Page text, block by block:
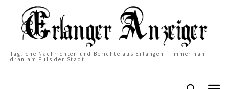
Tägliche Nachrichten und Berichte aus Erlangen – immer nah
dran am Puls der Stadt